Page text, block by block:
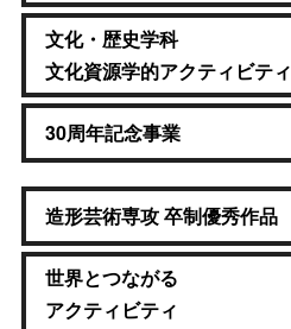
文化・歴史学科
文化資源学的アクティビティ
30周年記念事業
造形芸術専攻 卒制優秀作品
世界とつながる
アクティビティ